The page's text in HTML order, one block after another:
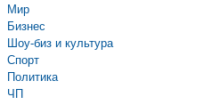
Мир
Бизнес
Шоу-биз и культура
Спорт
Политика
ЧП